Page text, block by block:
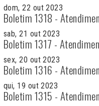
dom, 22 out 2023
Boletim 1318 -
sab, 21 out 2023
Boletim 1317 -
sex, 20 out 2023
Boletim 1316 -
qui, 19 out 2023
Boletim 1315 -